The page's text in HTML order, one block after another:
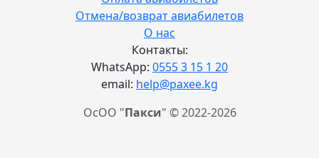
Отмена/возврат авиабилетов
О нас
Контакты:
WhatsApp: 0555 3 15 1 20
email: help@paxee.kg
ОсОО "Пакси" © 2022-2026